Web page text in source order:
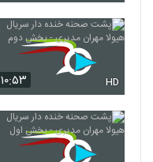
۱۰:۵۳ HD